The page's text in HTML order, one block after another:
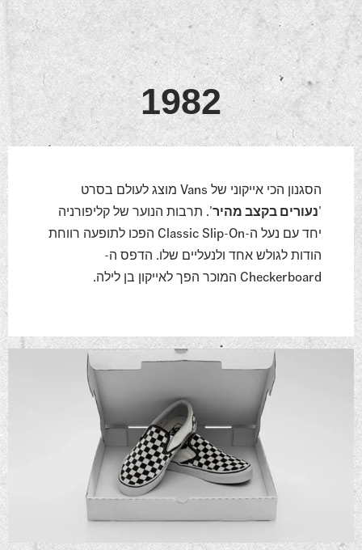
1982
הסגנון הכי אייקוני של Vans מוצג לעולם בסרט
'נעורים בקצב מהיר'. תרבות הנוער של קליפורניה
יחד עם נעל ה-Classic Slip-On הפכו לתופעה רווחת
הודות לגולש אחד ולנעליים שלו. הדפס ה-
Checkerboard המוכר הפך לאייקון בן לילה.